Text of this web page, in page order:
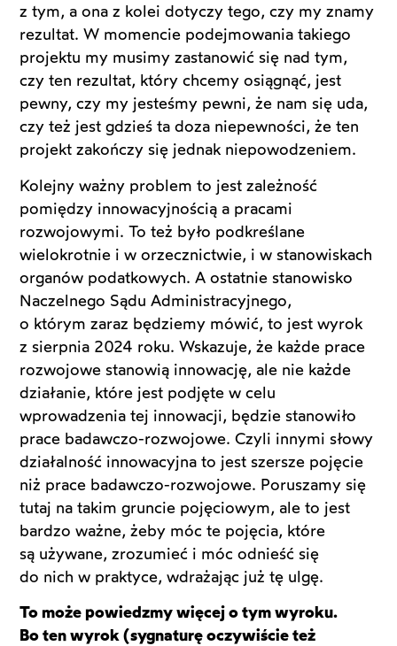
z tym, a ona z kolei dotyczy tego, czy my znamy
rezultat. W momencie podejmowania takiego
projektu my musimy zastanowić się nad tym,
czy ten rezultat, który chcemy osiągnąć, jest
pewny, czy my jesteśmy pewni, że nam się uda,
czy też jest gdzieś ta doza niepewności, że ten
projekt zakończy się jednak niepowodzeniem.
Kolejny ważny problem to jest zależność
pomiędzy innowacyjnością a pracami
rozwojowymi. To też było podkreślane
wielokrotnie i w orzecznictwie, i w stanowiskach
organów podatkowych. A ostatnie stanowisko
Naczelnego Sądu Administracyjnego,
o którym zaraz będziemy mówić, to jest wyrok
z sierpnia 2024 roku. Wskazuje, że każde prace
rozwojowe stanowią innowację, ale nie każde
działanie, które jest podjęte w celu
wprowadzenia tej innowacji, będzie stanowiło
prace badawczo-rozwojowe. Czyli innymi słowy
działalność innowacyjna to jest szersze pojęcie
niż prace badawczo-rozwojowe. Poruszamy się
tutaj na takim gruncie pojęciowym, ale to jest
bardzo ważne, żeby móc te pojęcia, które
są używane, zrozumieć i móc odnieść się
do nich w praktyce, wdrażając już tę ulgę.
To może powiedzmy więcej o tym wyroku.
Bo ten wyrok (sygnaturę oczywiście też